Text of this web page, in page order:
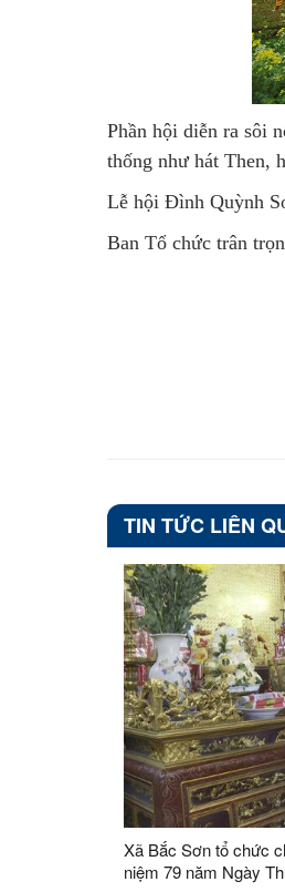
Phần hội diễn ra sôi
thống như hát Then,
Lễ hội Đình Quỳnh
Ban Tổ chức trân
TIN TỨC LIÊN
Xã Bắc Sơn tổ chức
niệm 79 năm Ngày